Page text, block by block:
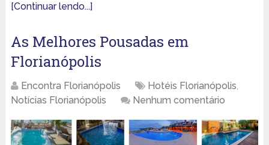
[Continuar lendo...]
As Melhores Pousadas em
Florianópolis
Encontra Florianópolis Hotéis Florianópolis,
Notícias Florianópolis
Nenhum comentário